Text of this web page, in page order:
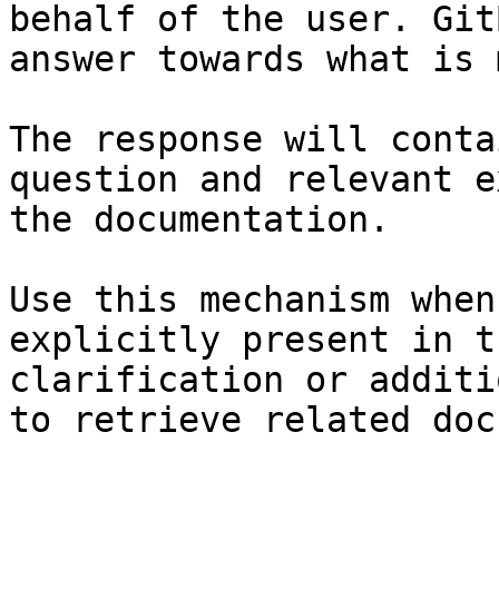
behalf of the user.
answer towards what
The response will
question and relevant
the documentation.
Use this mechanism
explicitly present in
clarification or